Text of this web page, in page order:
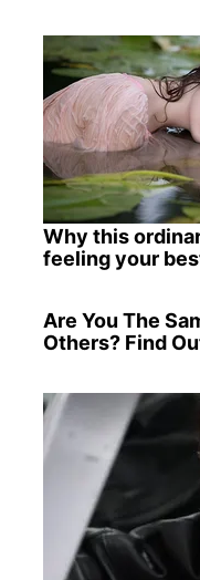
Why this
feeling your
Are You The
Others? Find